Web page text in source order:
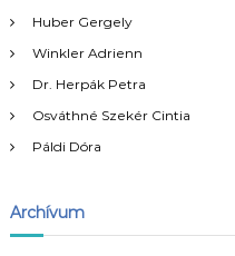
g
y
z
s
s
:
Huber Gergely
Winkler Adrienn
Dr. Herpák Petra
Osváthné Szekér Cintia
Páldi Dóra
Archívum